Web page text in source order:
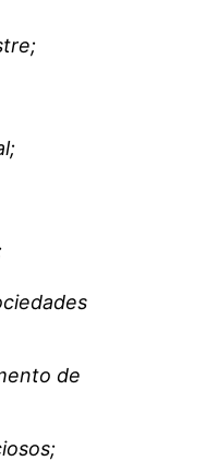
de